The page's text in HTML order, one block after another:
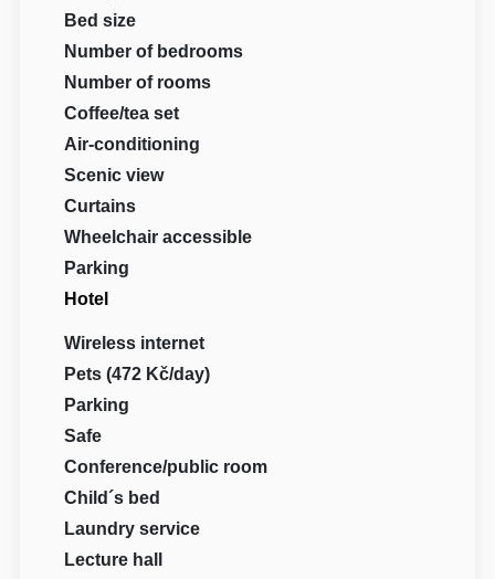
Bed size
Number of bedrooms
Number of rooms
Coffee/tea set
Air-conditioning
Scenic view
Curtains
Wheelchair accessible
Parking
Hotel
Wireless internet
Pets (472 Kč/day)
Parking
Safe
Conference/public room
Child´s bed
Laundry service
Lecture hall